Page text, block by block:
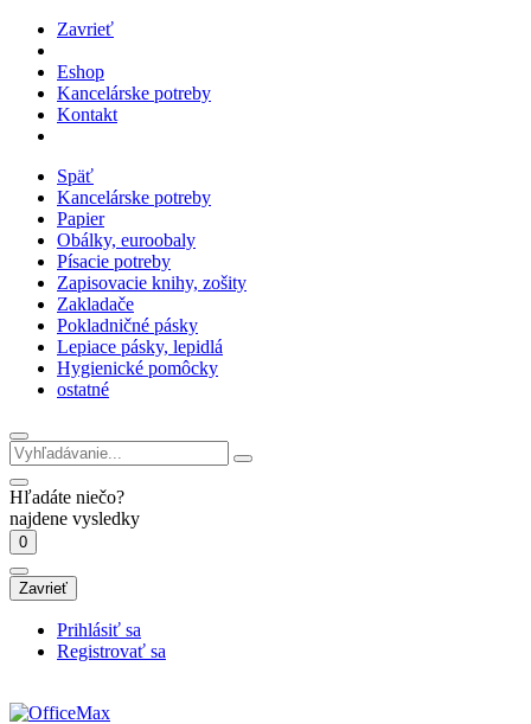
Zavrieť
Eshop
Kancelárske potreby
Kontakt
Späť
Kancelárske potreby
Papier
Obálky, euroobaly
Písacie potreby
Zapisovacie knihy, zošity
Zakladače
Pokladničné pásky
Lepiace pásky, lepidlá
Hygienické pomôcky
ostatné
Hľadáte niečo?
najdene vysledky
0
Zavrieť
Prihlásiť sa
Registrovať sa